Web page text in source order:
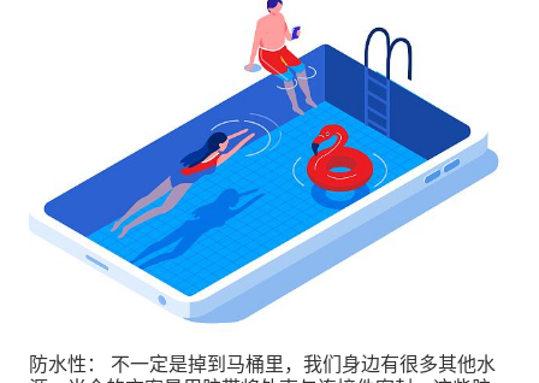
防水性： 不一定是掉到马桶里，我们身边有很多其他水